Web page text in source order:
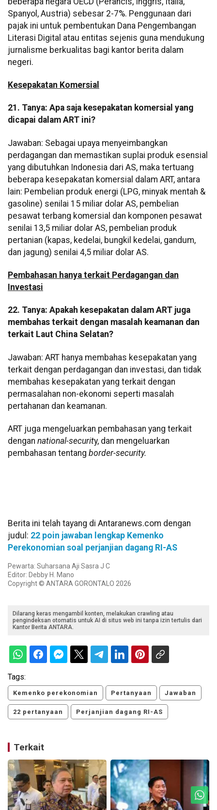
Spanyol, Austria) sebesar 2-7%. Penggunaan dari
pajak ini untuk pembentukan Dana Pengembangan
Literasi Digital atau entitas sejenis guna mendukung
jurnalisme berkualitas bagi kantor berita dalam
negeri.
Kesepakatan Komersial
21. Tanya: Apa saja kesepakatan komersial yang
dicapai dalam ART ini?
Jawaban: Sebagai upaya menyeimbangkan
perdagangan dan memastikan suplai produk esensial
yang dibutuhkan Indonesia dari AS, maka tertuang
beberapa kesepakatan komersial dalam ART, antara
lain: Pembelian produk energi (LPG, minyak mentah &
gasoline) senilai 15 miliar dolar AS, pembelian
pesawat terbang komersial dan komponen pesawat
senilai 13,5 miliar dolar AS, pembelian produk
pertanian (kapas, kedelai, bungkil kedelai, gandum,
dan jagung) senilai 4,5 miliar dolar AS.
Pembahasan hanya terkait Perdagangan dan
Investasi
22. Tanya: Apakah kesepakatan dalam ART juga
membahas terkait dengan masalah keamanan dan
terkait Laut China Selatan?
Jawaban: ART hanya membahas kesepakatan yang
terkait dengan perdagangan dan investasi, dan tidak
membahas kesepakatan yang terkait dengan
permasalahan non-ekonomi seperti masalah
pertahanan dan keamanan.
ART juga mengeluarkan pembahasan yang terkait
dengan national-security, dan mengeluarkan
pembahasan tentang border-security.
Berita ini telah tayang di Antaranews.com dengan
judul: 22 poin jawaban lengkap Kemenko
Perekonomian soal perjanjian dagang RI-AS
Pewarta: Suharsana Aji Sasra J C
Editor: Debby H. Mano
Copyright © ANTARA GORONTALO 2026
Dilarang keras mengambil konten, melakukan crawling atau
pengindeksan otomatis untuk AI di situs web ini tanpa izin tertulis dari
Kantor Berita ANTARA.
Tags:
Kemenko perekonomian Pertanyaan Jawaban
22 pertanyaan Perjanjian dagang RI-AS
Terkait